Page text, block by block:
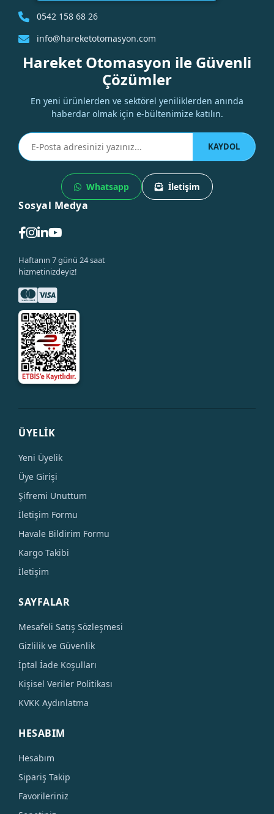
0542 158 68 26
info@hareketotomasyon.com
Hareket Otomasyon ile Güvenli
Çözümler
En yeni ürünlerden ve sektörel yeniliklerden anında
haberdar olmak için e-bültenimize katılın.
KAYDOL
Whatsapp İletişim
Sosyal Medya
Haftanın 7 günü 24 saat
hizmetinizdeyiz!
ÜYELİK
Yeni Üyelik
Üye Girişi
Şifremi Unuttum
İletişim Formu
Havale Bildirim Formu
Kargo Takibi
İletişim
SAYFALAR
Mesafeli Satış Sözleşmesi
Gizlilik ve Güvenlik
İptal İade Koşulları
Kişisel Veriler Politikası
KVKK Aydınlatma
HESABIM
Hesabım
Sipariş Takip
Favorileriniz